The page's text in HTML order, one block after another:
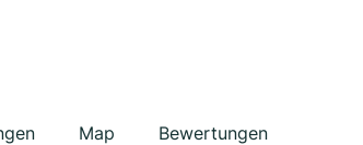
Map Bewertungen